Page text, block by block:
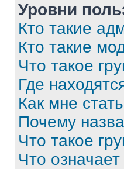
Уровни
Кто такие
Кто такие
Что такое
Где
Как мне
Почему
Что такое
Что